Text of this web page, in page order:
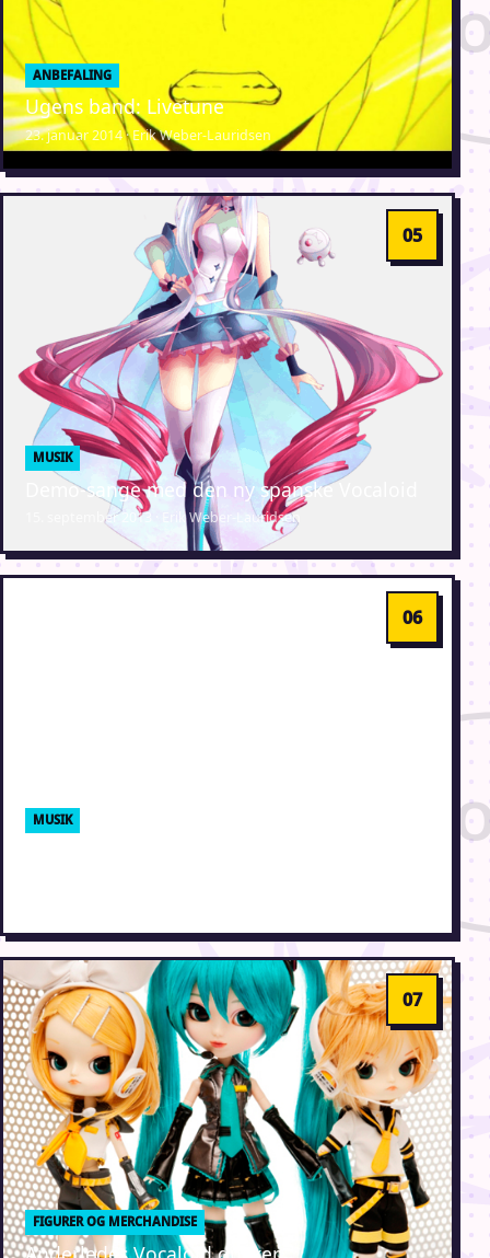
ANBEFALING
Ugens band: Livetune
23. januar 2014 · Erik Weber-Lauridsen
MUSIK
Demo-sange med den ny spanske Vocaloid
15. september 2013 · Erik Weber-Lauridsen
MUSIK
FIGURER OG MERCHANDISE